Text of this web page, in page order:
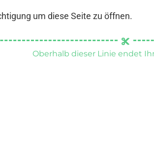
um diese Seite zu öffnen.
Oberhalb dieser Linie endet